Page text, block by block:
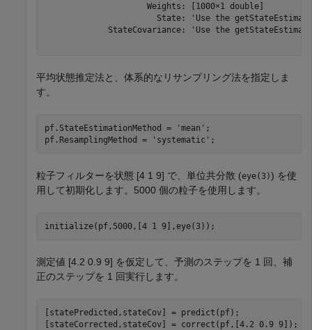
                     Weights: [1000×1 double]
State: 'Use the
StateCovariance: 'Use the
平均状態推定法と、体系的なリサンプリング法を指定しま
す。
pf.StateEstimationMethod = 'mean' ;
pf.ResamplingMethod =
'systematic' ;
粒子フィルターを状態 [4 1 9] で、単位共分散 (eye(3)) を使
用して初期化します。5000 個の粒子を使用します。
initialize(pf,5000,[4 1 9],eye(3));
測定値 [4.2 0.9 9] を仮定して、予測のステップを 1 回、補
正のステップを 1 回実行します。
[statePredicted,stateCov] = predict(pf);
[stateCorrected,stateCov] = correct(pf,[4.2 0.9 9]);